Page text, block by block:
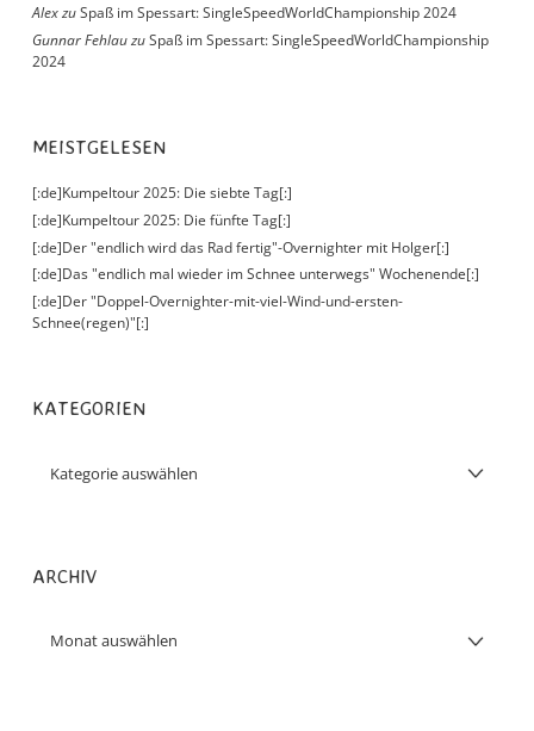
AlexzuSpaß im Spessart: SingleSpeedWorldChampionship 2024
Gunnar FehlauzuSpaß im Spessart: SingleSpeedWorldChampionship
2024
MEISTGELESEN
[:de]Kumpeltour 2025: Die siebte Tag[:]
[:de]Kumpeltour 2025: Die fünfte Tag[:]
[:de]Der "endlich wird das Rad fertig"-Overnighter mit Holger[:]
[:de]Das "endlich mal wieder im Schnee unterwegs" Wochenende[:]
[:de]Der "Doppel-Overnighter-mit-viel-Wind-und-ersten-
Schnee(regen)"[:]
KATEGORIEN
ARCHIV